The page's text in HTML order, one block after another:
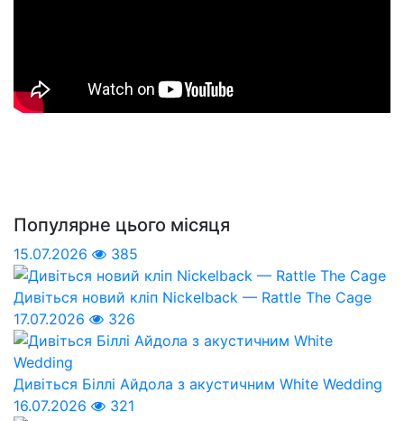
Популярне цього місяця
15.07.2026 385
Дивіться новий кліп Nickelback — Rattle The Cage
17.07.2026
326
Дивіться Біллі Айдола з акустичним White Wedding
16.07.2026
321